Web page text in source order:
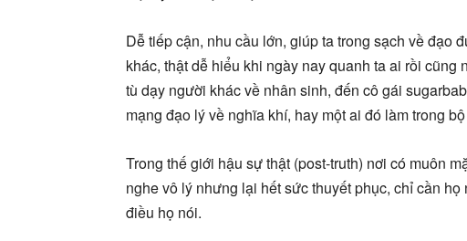
Dễ tiếp cận, nhu cầu lớn, giúp ta trong sạch về đạo
khác, thật dễ hiểu khi ngày nay quanh ta ai rồi
tù dạy người khác về nhân sinh, đến cô gái
mạng đạo lý về nghĩa khí, hay một ai đó làm trong
Trong thế giới hậu sự thật (post-truth) nơi có muôn
nghe vô lý nhưng lại hết sức thuyết phục, chỉ cần
điều họ nói.